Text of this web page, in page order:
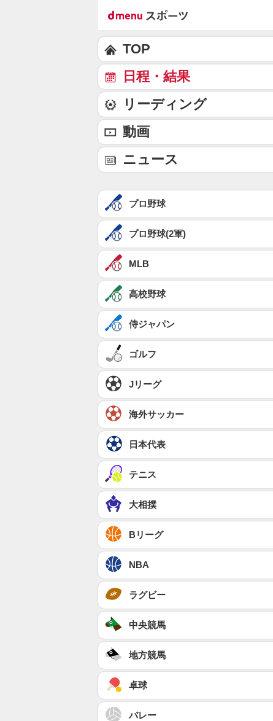
TOP
日程・結果
リーディング
動画
ニュース
プロ野球
プロ野球(2軍)
MLB
高校野球
侍ジャパン
ゴルフ
Jリーグ
海外サッカー
日本代表
テニス
大相撲
Bリーグ
NBA
ラグビー
中央競馬
地方競馬
卓球
バレー